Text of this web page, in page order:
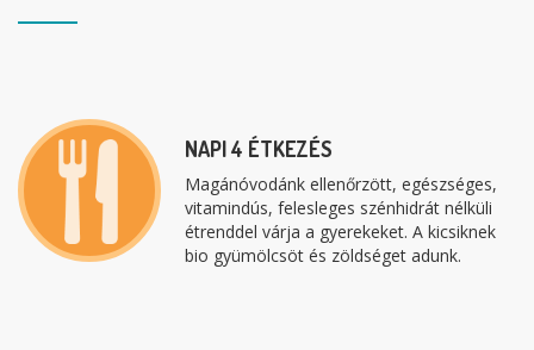
NAPI 4 ÉTKEZÉS
Magánóvodánk ellenőrzött, egészséges,
vitamindús, felesleges szénhidrát nélküli
étrenddel várja a gyerekeket. A kicsiknek
bio gyümölcsöt és zöldséget adunk.